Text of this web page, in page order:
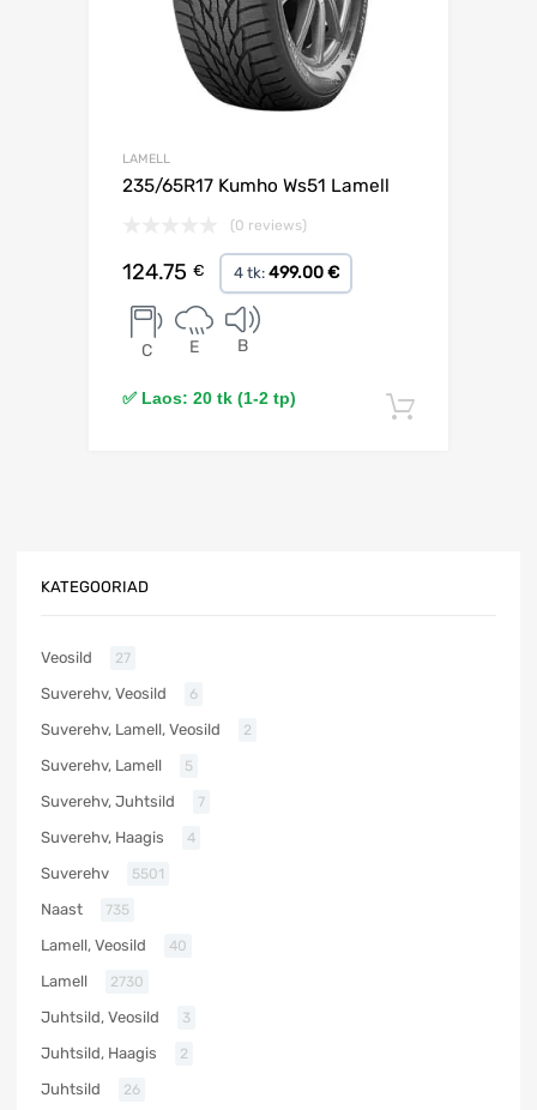
LAMELL
235/65R17 Kumho Ws51 Lamell
(0 reviews)
124.75 € 4 tk: 499.00 €
C E B
✅ Laos: 20 tk (1-2 tp)
KATEGOORIAD
Veosild 27
Suverehv, Veosild 6
Suverehv, Lamell, Veosild 2
Suverehv, Lamell 5
Suverehv, Juhtsild 7
Suverehv, Haagis 4
Suverehv 5501
Naast 735
Lamell, Veosild 40
Lamell 2730
Juhtsild, Veosild 3
Juhtsild, Haagis 2
Juhtsild 26